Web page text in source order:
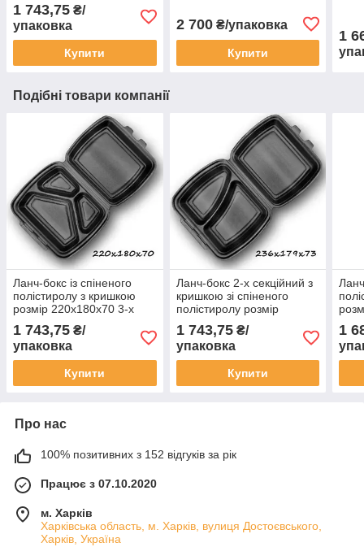
чорний 125 шт/уп.
1 743,75 ₴/
упаковка
Купити
2 700₴/упаковка
Купити
1
Подібні товари компанії
Ланч-бокс із спіненого
полістиролу з кришкою
розмір 220х180х70 3-х
секційний (ВПС) НР-3
чорний 125 шт/уп.
1 743,75 ₴/
упаковка
Купити
Ланч-бокс 2-х секційний з
кришкою зі спіненого
полістиролу розмір
236х179х73 чорний
Р2662\2865 125 шт/уп.
1 743,75₴/
упаковка
Купити
HP-
1
Про нас
100% позитивних з 152 відгуків за рік
Працює з 07.10.2020
м. Харків
Харківська область, м. Харків, вулиця Достоєвського,
Харків, Україна